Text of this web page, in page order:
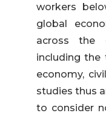
workers
global
across the
including the
economy,
studies thus
to consider